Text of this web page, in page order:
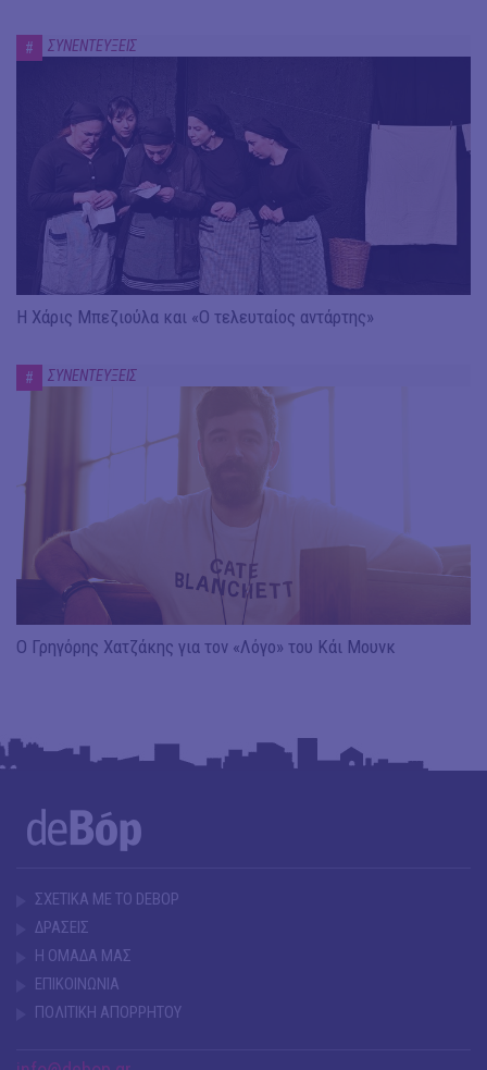
# ΣΥΝΕΝΤΕΥΞΕΙΣ
Η Χάρις Μπεζιούλα και «Ο τελευταίος αντάρτης»
# ΣΥΝΕΝΤΕΥΞΕΙΣ
Ο Γρηγόρης Χατζάκης για τον «Λόγο» του Κάι Μουνκ
ΣΧΕΤΙΚΑ ΜΕ ΤΟ DEBOP
ΔΡΑΣΕΙΣ
Η ΟΜΑΔΑ ΜΑΣ
ΕΠΙΚΟΙΝΩΝΙΑ
ΠΟΛΙΤΙΚΗ ΑΠΟΡΡΗΤΟΥ